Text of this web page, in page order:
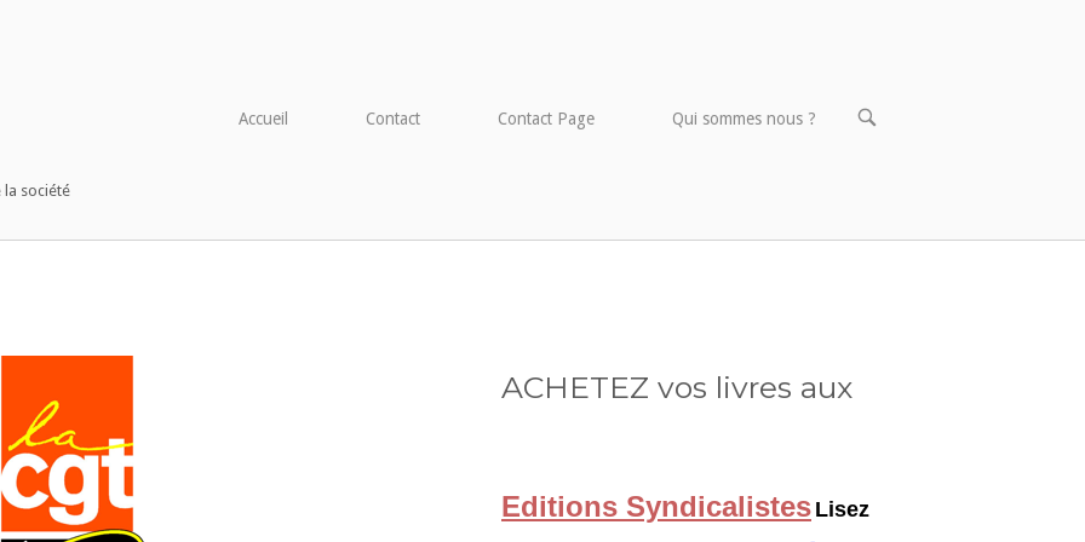
la société
Accueil Contact Contact Page Qui sommes nous ?
OPEN
ACHETEZ vos livres aux
Editions Syndicalistes Lisez